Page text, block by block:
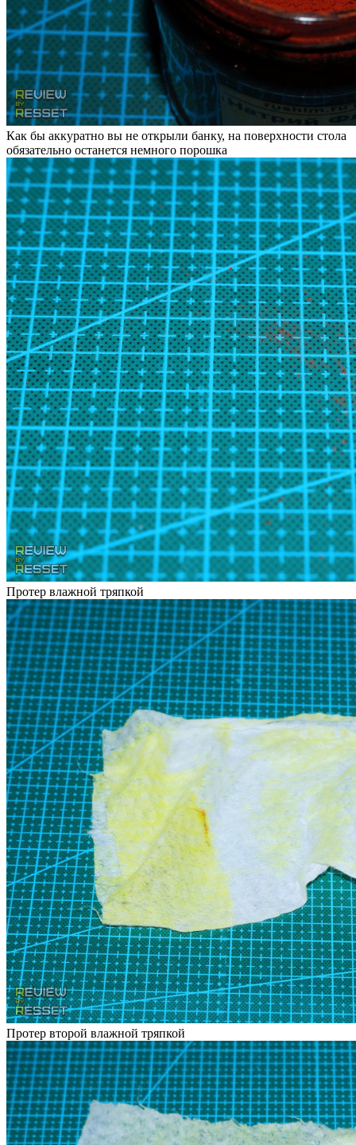
Как бы аккуратно вы не открыли банку, на поверхности стола
обязательно останется немного порошка
Протер влажной тряпкой
Протер второй влажной тряпкой